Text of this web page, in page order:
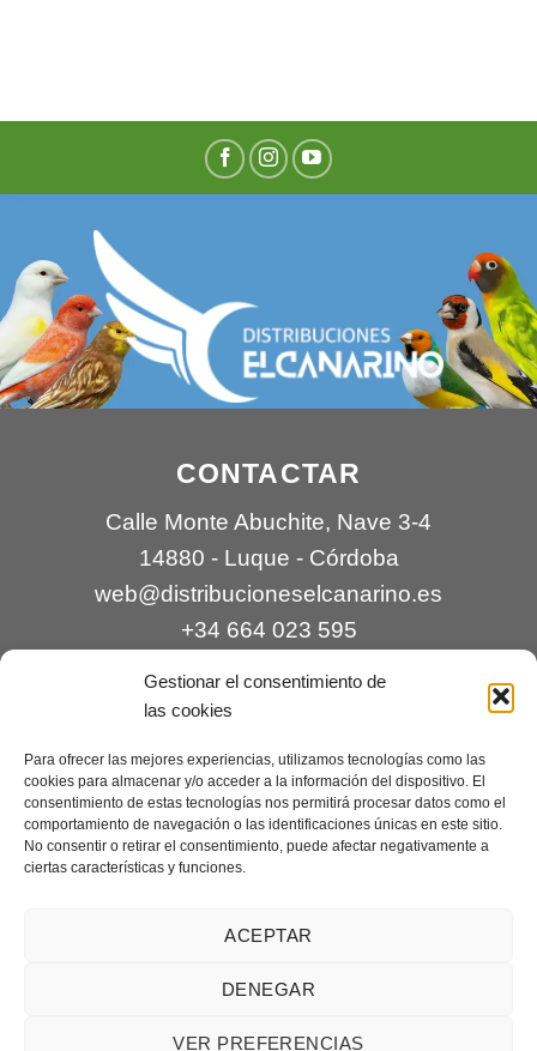
Gestionar el consentimiento de
las cookies
Para ofrecer las mejores experiencias, utilizamos tecnologías como las
cookies para almacenar y/o acceder a la información del dispositivo. El
consentimiento de estas tecnologías nos permitirá procesar datos como el
comportamiento de navegación o las identificaciones únicas en este sitio.
No consentir o retirar el consentimiento, puede afectar negativamente a
ciertas características y funciones.
ACEPTAR
DENEGAR
VER PREFERENCIAS
CONTACTAR
Calle Monte Abuchite, Nave 3-4
14880 - Luque - Córdoba
web@distribucioneselcanarino.es
+34 664 023 595
Contacto|Incidencias|Devoluciones |
Condiciones generales
Mantenimiento web a cargo deCreaciones Digitales – mantenimiento web
Política de privacidad |Condiciones generales de